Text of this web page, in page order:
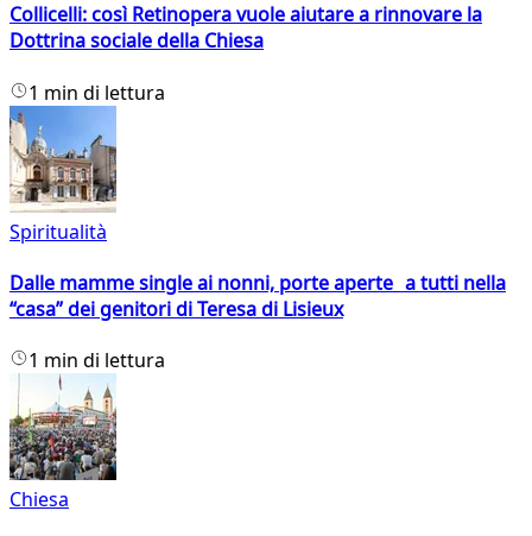
Collicelli: così Retinopera vuole aiutare a rinnovare la
Dottrina sociale della Chiesa
1 min di lettura
Spiritualità
Dalle mamme single ai nonni, porte aperte a tutti nella
“casa” dei genitori di Teresa di Lisieux
1 min di lettura
Chiesa